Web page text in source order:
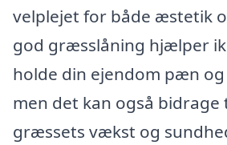
velplejet for både æstetik
god græsslåning hjælper
holde din ejendom pæn
men det kan også
græssets vækst og